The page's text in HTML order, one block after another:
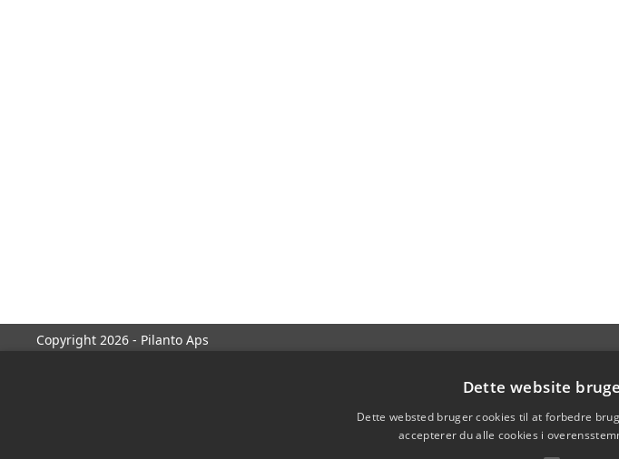
Copyright 2026 - Pilanto Aps
Dette website
Dette websted bruger cookies til at forbedre
accepterer du alle cookies i